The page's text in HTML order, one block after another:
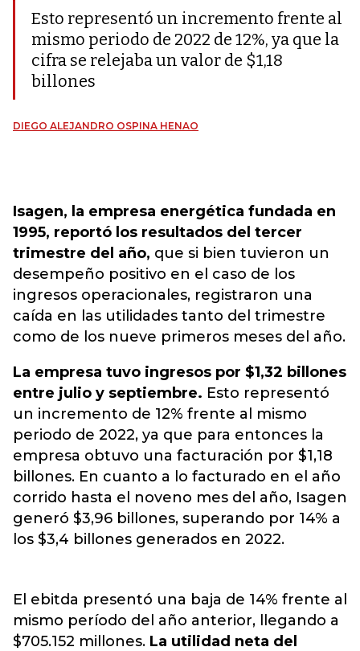
Esto representó un incremento frente al
mismo periodo de 2022 de 12%, ya que la
cifra se relejaba un valor de $1,18
billones
DIEGO ALEJANDRO OSPINA HENAO
Isagen, la empresa energética fundada en
1995, reportó los resultados del tercer
trimestre del año, que si bien tuvieron un
desempeño positivo en el caso de los
ingresos operacionales, registraron una
caída en las utilidades tanto del trimestre
como de los nueve primeros meses del año.
La empresa tuvo ingresos por $1,32 billones
entre julio y septiembre. Esto representó
un incremento de 12% frente al mismo
periodo de 2022, ya que para entonces la
empresa obtuvo una facturación por $1,18
billones. En cuanto a lo facturado en el año
corrido hasta el noveno mes del año, Isagen
generó $3,96 billones, superando por 14% a
los $3,4 billones generados en 2022.
El ebitda presentó una baja de 14% frente al
mismo período del año anterior, llegando a
$705.152 millones. La utilidad neta del